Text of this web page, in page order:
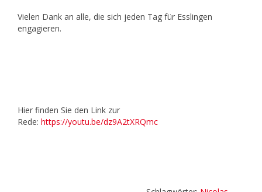
Vielen Dank an alle, die sich jeden Tag für Esslingen
engagieren.
Hier finden Sie den Link zur
Rede: https://youtu.be/dz9A2tXRQmc